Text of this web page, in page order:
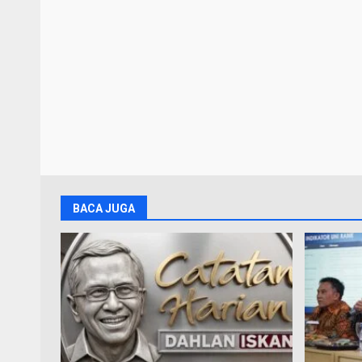
BACA JUGA